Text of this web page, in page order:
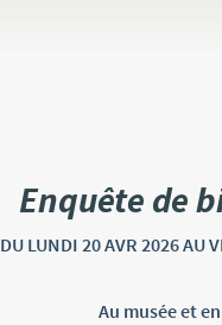
Enquête de
DU LUNDI 20 AVR 2026AU
Au musée et